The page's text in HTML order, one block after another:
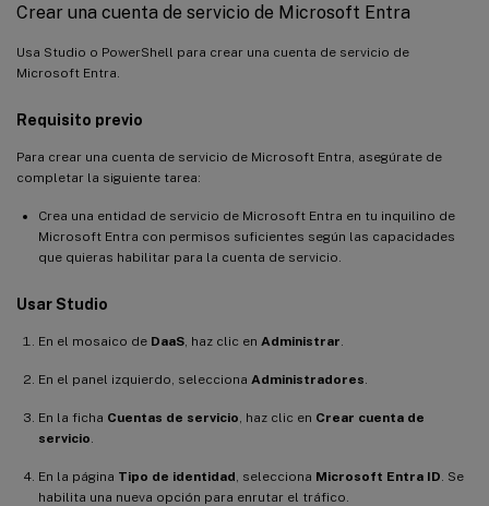
Crear una cuenta de servicio de Microsoft Entra
Usa Studio o PowerShell para crear una cuenta de servicio de
Microsoft Entra.
Requisito previo
Para crear una cuenta de servicio de Microsoft Entra, asegúrate de
completar la siguiente tarea:
Crea una entidad de servicio de Microsoft Entra en tu inquilino de
Microsoft Entra con permisos suficientes según las capacidades
que quieras habilitar para la cuenta de servicio.
Usar Studio
En el mosaico de DaaS , haz clic en Administrar
En el panel izquierdo, selecciona Administradores
En la ficha Cuentas de servicio , haz clic en Crear cuenta de
servicio
En la página Tipo de identidad , selecciona Microsoft Entra ID . Se
habilita una nueva opción para enrutar el tráfico.